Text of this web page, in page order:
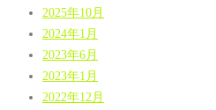
2025年10月
2024年1月
2023年6月
2023年1月
2022年12月